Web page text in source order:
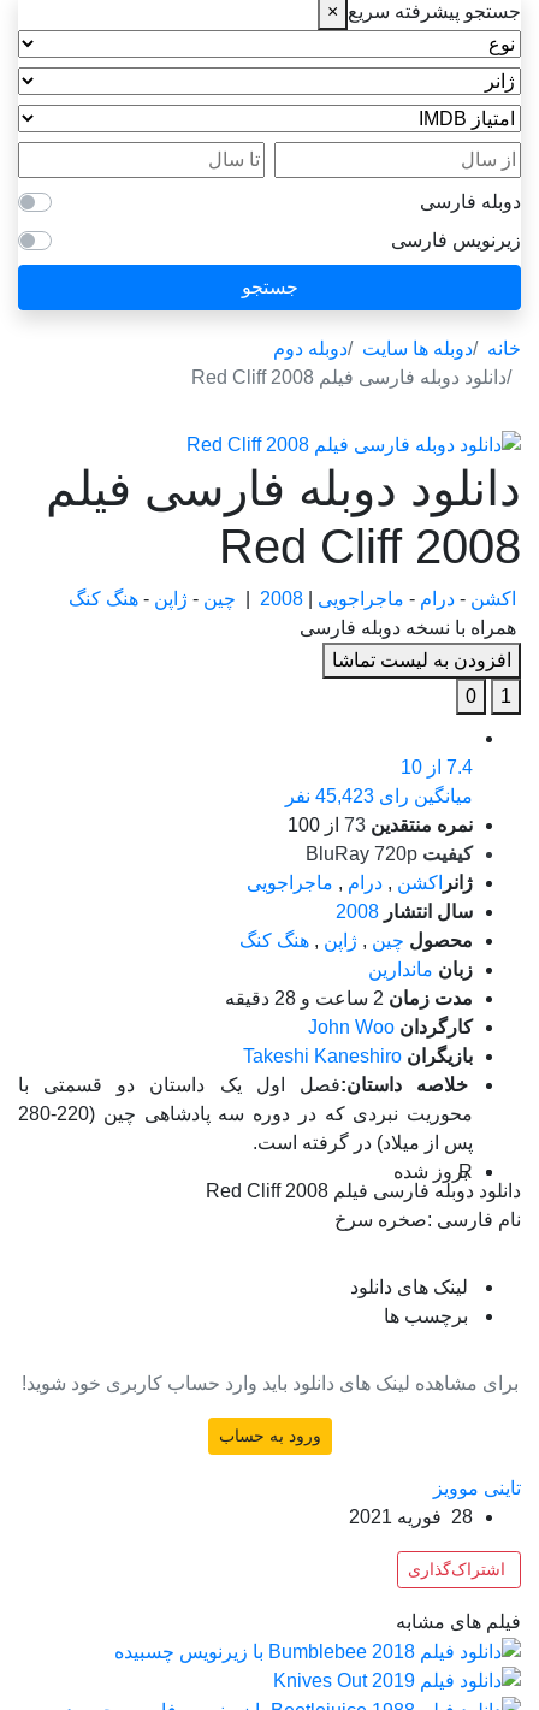
جستجو پیشرفته سریع ×
نوع
ژانر
امتیاز IMDB
از سال
تا سال
دوبله فارسی
زیرنویس فارسی
جستجو
خانه دوبله ها سایت
دوبله دوم
دانلود دوبله فارسی فیلم Red Cliff 2008
دانلود دوبله فارسی فیلم
Red Cliff 2008
اکشن - درام - ماجراجویی 2008 چین - ژاپن - هنگ کنگ
همراه با نسخه دوبله فارسی
افزودن به لیست تماشا
1
0
7.4 از 10
میانگین رای 45,423 نفر
نمره منتقدین 73 از 100
کیفیت BluRay 720p
ژانر اکشن , درام , ماجراجویی
سال انتشار 2008
محصول چین , ژاپن , هنگ کنگ
زبان ماندارین
مدت زمان 2 ساعت و 28 دقیقه
کارگردان John Woo
بازیگران Takeshi Kaneshiro
خلاصه داستان:فصل اول یک داستان دو قسمتی با
محوریت نبردی که در دوره سه پادشاهی چین (220-280
پس از میلاد) در گرفته است.
R
بروز‌ شده
دانلود دوبله فارسی فیلم Red Cliff 2008
نام فارسی :صخره سرخ
لینک های دانلود
برچسب ها
برای مشاهده لینک های دانلود باید وارد حساب کاربری خود شوید!
ورود به حساب
تاینی موویز
28 فوریه 2021
اشتراک‌گذاری
فیلم های مشابه